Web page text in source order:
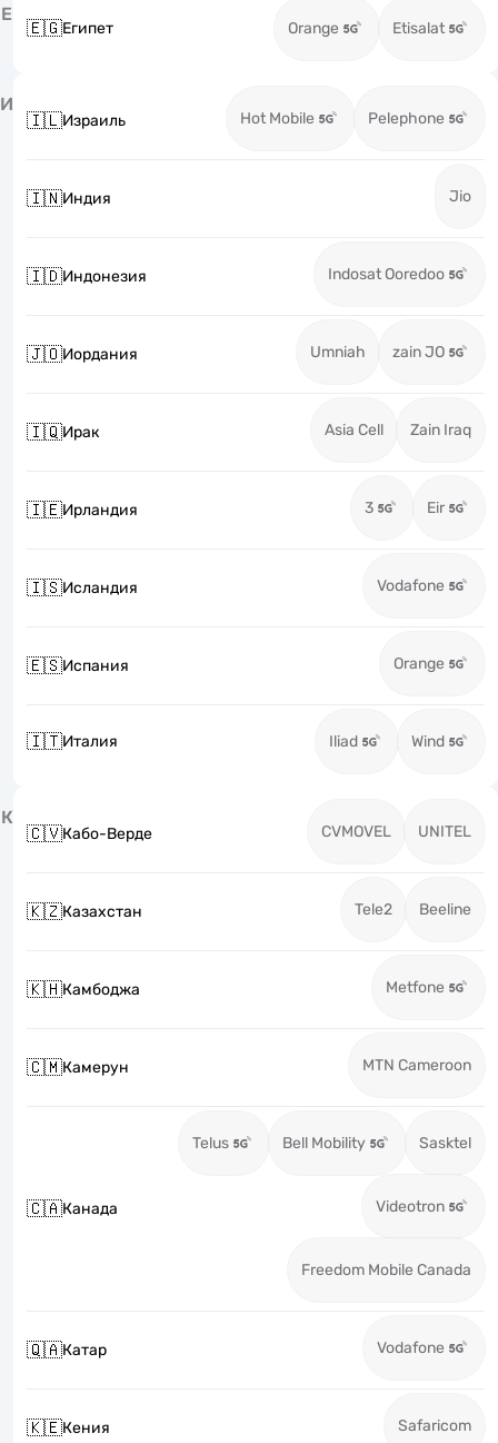
Е
🇪🇬Египет Orange Etisalat
И
🇮🇱Израиль Hot Mobile Pelephone
🇮🇳Индия Jio
🇮🇩Индонезия Indosat Ooredoo
🇯🇴Иордания Umniah zain JO
🇮🇶Ирак Asia Cell Zain Iraq
🇮🇪Ирландия 3 Eir
🇮🇸Исландия Vodafone
🇪🇸Испания Orange
🇮🇹Италия Iliad Wind
К
🇨🇻Кабо-Верде CVMOVEL UNITEL
🇰🇿Казахстан Tele2 Beeline
🇰🇭Камбоджа Metfone
🇨🇲Камерун MTN Cameroon
🇨🇦Канада
Telus Bell Mobility Sasktel
Videotron
Freedom Mobile Canada
🇶🇦Катар Vodafone
🇰🇪Кения Safaricom